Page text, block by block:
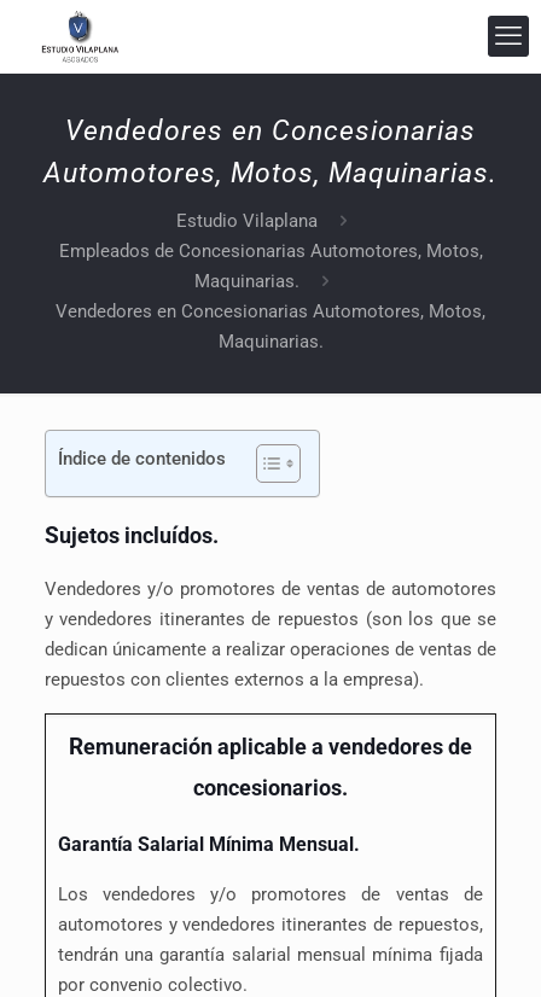
Vendedores en Concesionarias
Automotores, Motos, Maquinarias.
Estudio Vilaplana
Empleados de Concesionarias Automotores, Motos,
Maquinarias.
Vendedores en Concesionarias Automotores, Motos,
Maquinarias.
Índice de contenidos
Sujetos incluídos.
Vendedores y/o promotores de ventas de automotores
y vendedores itinerantes de repuestos (son los que se
dedican únicamente a realizar operaciones de ventas de
repuestos con clientes externos a la empresa).
Remuneración aplicable a vendedores de
concesionarios.
Garantía Salarial Mínima Mensual.
Los vendedores y/o promotores de ventas de
automotores y vendedores itinerantes de repuestos,
tendrán una garantía salarial mensual mínima fijada
por convenio colectivo.